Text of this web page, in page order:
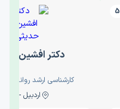
5
دکتر افشین
کارشناسی ارشد
اردبیل - والی